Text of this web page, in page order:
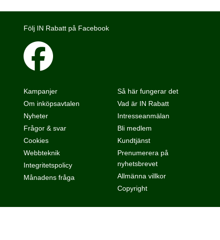
Följ IN Rabatt på Facebook
Kampanjer
Om inköpsavtalen
Nyheter
Frågor & svar
Så här fungerar det
Vad är IN Rabatt
Intresseanmälan
Bli medlem
Cookies
Webbteknik
Integritetspolicy
Månadens fråga
Kundtjänst
Prenumerera på
nyhetsbrevet
Allmänna villkor
Copyright